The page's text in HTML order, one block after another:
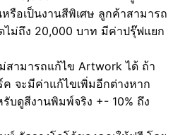
รือเป็นงานสีพิเศษ ลูกค้าสามารถ
ไม่ถึง 20,000 บาท มีค่าปรุ๊ฟแยก
สามารถแก้ไข Artwork ได้ ถ้า
ค จะมีค่าแก้ไขเพิ่มอีกต่างหาก
บดูสีงานพิมพ์จริง +- 10% ถึง